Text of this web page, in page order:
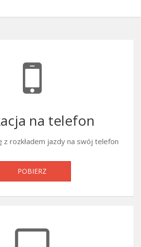
na telefon
z rozkładem jazdy na swój telefon
POBIERZ